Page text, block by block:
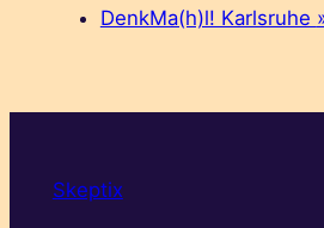
DenkMa(h)l! Karlsruhe
Skeptix